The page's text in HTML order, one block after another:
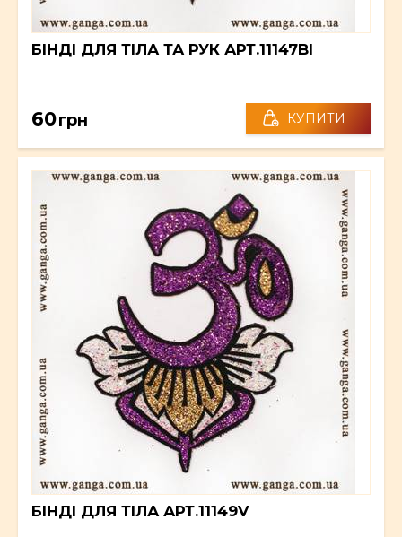
БІНДІ ДЛЯ ТІЛА ТА РУК АРТ.11147BI
60грн КУПИТИ
БІНДІ ДЛЯ ТІЛА АРТ.11149V